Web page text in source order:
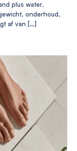
plus water.
onderhoud,
af van […]